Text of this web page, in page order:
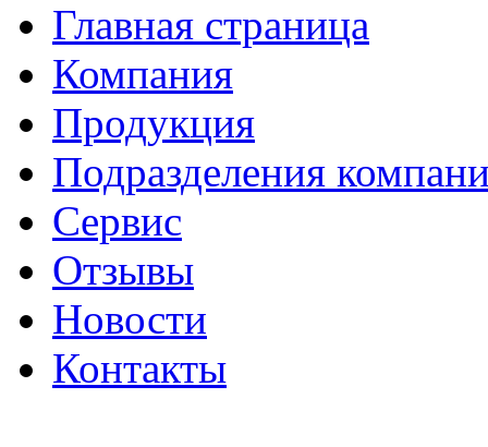
Главная страница
Компания
Продукция
Подразделения
Сервис
Отзывы
Новости
Контакты